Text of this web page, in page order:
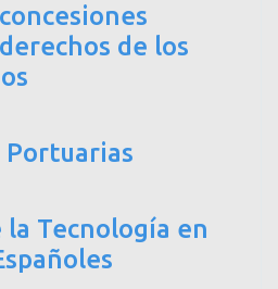
de los
Portuarias
la Tecnología en